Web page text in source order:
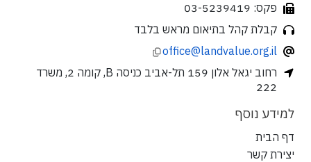
פקס: 03-5239419
קבלת קהל בתיאום מראש בלבד
office@landvalue.org.il
רחוב יגאל אלון 159 תל-אביב כניסה B, קומה 2, משרד
222
למידע נוסף
דף הבית
יצירת קשר